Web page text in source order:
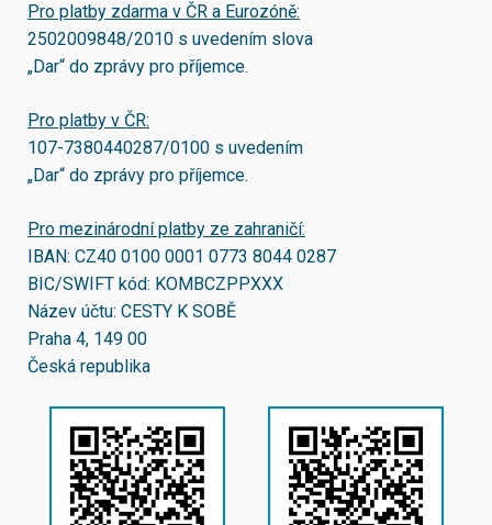
Pro platby zdarma v ČR a Eurozóně:
2502009848/2010 s uvedením slova
„Dar“ do zprávy pro příjemce.
Pro platby v ČR:
107-7380440287/0100 s uvedením
„Dar“ do zprávy pro příjemce.
Pro mezinárodní platby ze zahraničí:
IBAN: CZ40 0100 0001 0773 8044 0287
BIC/SWIFT kód: KOMBCZPPXXX
Název účtu: CESTY K SOBĚ
Praha 4, 149 00
Česká republika